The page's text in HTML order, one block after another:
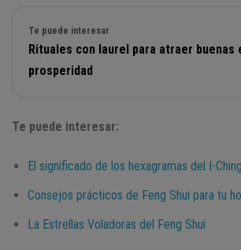
Te puede interesar
Rituales con laurel para atraer buenas
prosperidad
Te puede interesar:
El significado de los hexagramas del I-Ching
Consejos prácticos de Feng Shui para tu
La Estrellas Voladoras del Feng Shui